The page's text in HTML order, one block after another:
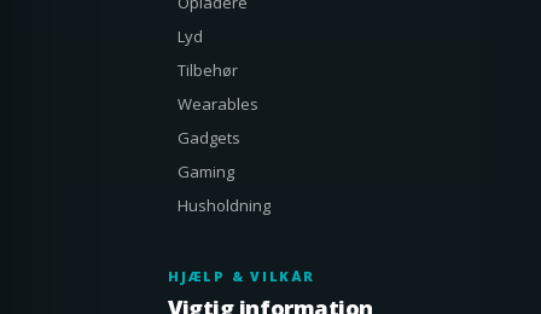
Lyd
Tilbehør
Wearables
Gadgets
Gaming
Husholdning
HJÆLP & VILKÅR
Vigtig information